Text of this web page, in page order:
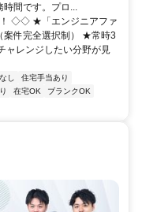
間です。プロ...
◇◇ ★「エンジニアファ
案件完全選択制） ★常時3
ャレンジしたい分野が見
し
住宅手当あり
在宅OK
ブランクOK